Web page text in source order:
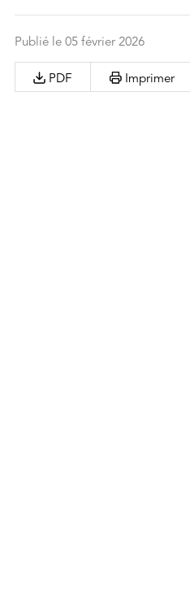
Publié le 05 février 2026
PDF Imprimer